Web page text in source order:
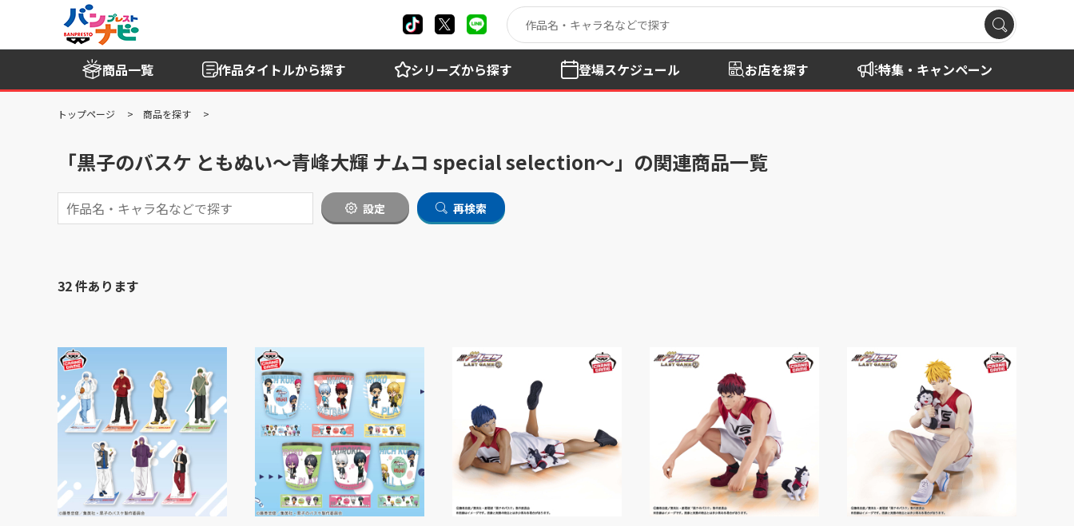
商品一覧 作品タイトルから探す シリーズから探す 登場スケジュール お店を探す 特集・キャンペーン
トップページ 商品を探す
「黒子のバスケ ともぬい～青峰大輝 ナムコ special selection～」の関連商品一覧
設定 再検索
32 件あります